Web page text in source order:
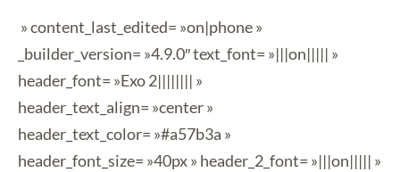
» content_last_edited= »on|phone »
_builder_version= »4.9.0″ text_font= »|||on||||| »
header_font= »Exo 2|||||||| »
header_text_align= »center »
header_text_color= »#a57b3a »
header_font_size= »40px » header_2_font= »|||on||||| »